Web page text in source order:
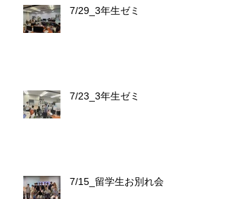
7/29_3年生ゼミ
7/23_3年生ゼミ
7/15_留学生お別れ会